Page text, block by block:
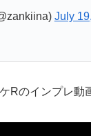
July
Rのインプレ動